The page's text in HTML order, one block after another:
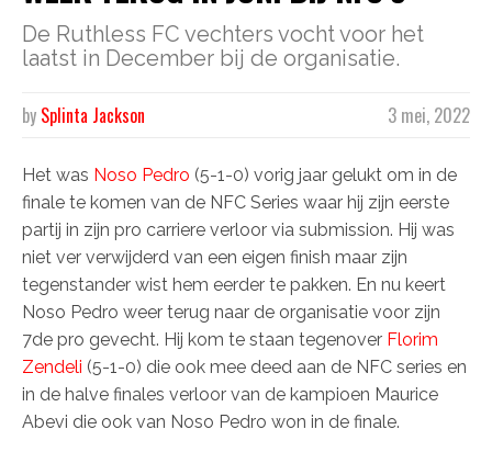
De Ruthless FC vechters vocht voor het
laatst in December bij de organisatie.
3 mei, 2022
by Splinta Jackson
Het was Noso Pedro (5-1-0) vorig jaar gelukt om in de
finale te komen van de NFC Series waar hij zijn eerste
partij in zijn pro carriere verloor via submission. Hij was
niet ver verwijderd van een eigen finish maar zijn
tegenstander wist hem eerder te pakken. En nu keert
Noso Pedro weer terug naar de organisatie voor zijn
7de pro gevecht. Hij kom te staan tegenover Florim
Zendeli (5-1-0) die ook mee deed aan de NFC series en
in de halve finales verloor van de kampioen Maurice
Abevi die ook van Noso Pedro won in de finale.